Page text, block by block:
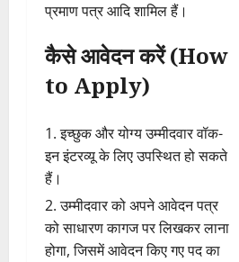
प्रमाण पत्र आदि शामिल हैं।
कैसे आवेदन करें (How
to Apply)
इच्छुक और योग्य उम्मीदवार वॉक-
इन इंटरव्यू के लिए उपस्थित हो सकते
हैं।
उम्मीदवार को अपने आवेदन पत्र
को साधारण कागज पर लिखकर लाना
होगा, जिसमें आवेदन किए गए पद का